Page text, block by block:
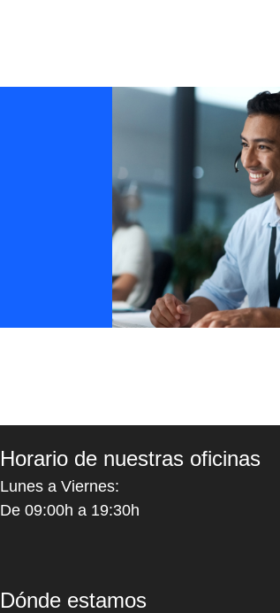
Horario de nuestras oficinas
Lunes a Viernes:
De 09:00h a 19:30h
Dónde estamos